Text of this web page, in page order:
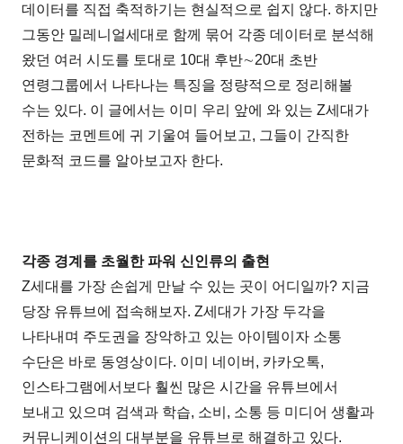
데이터를 직접 축적하기는 현실적으로 쉽지 않다. 하지만
그동안 밀레니얼세대로 함께 묶어 각종 데이터로 분석해
왔던 여러 시도를 토대로 10대 후반∼20대 초반
연령그룹에서 나타나는 특징을 정량적으로 정리해볼
수는 있다. 이 글에서는 이미 우리 앞에 와 있는 Z세대가
전하는 코멘트에 귀 기울여 들어보고, 그들이 간직한
문화적 코드를 알아보고자 한다.
각종 경계를 초월한 파워 신인류의 출현
Z세대를 가장 손쉽게 만날 수 있는 곳이 어디일까? 지금
당장 유튜브에 접속해보자. Z세대가 가장 두각을
나타내며 주도권을 장악하고 있는 아이템이자 소통
수단은 바로 동영상이다. 이미 네이버, 카카오톡,
인스타그램에서보다 훨씬 많은 시간을 유튜브에서
보내고 있으며 검색과 학습, 소비, 소통 등 미디어 생활과
커뮤니케이션의 대부분을 유튜브로 해결하고 있다.